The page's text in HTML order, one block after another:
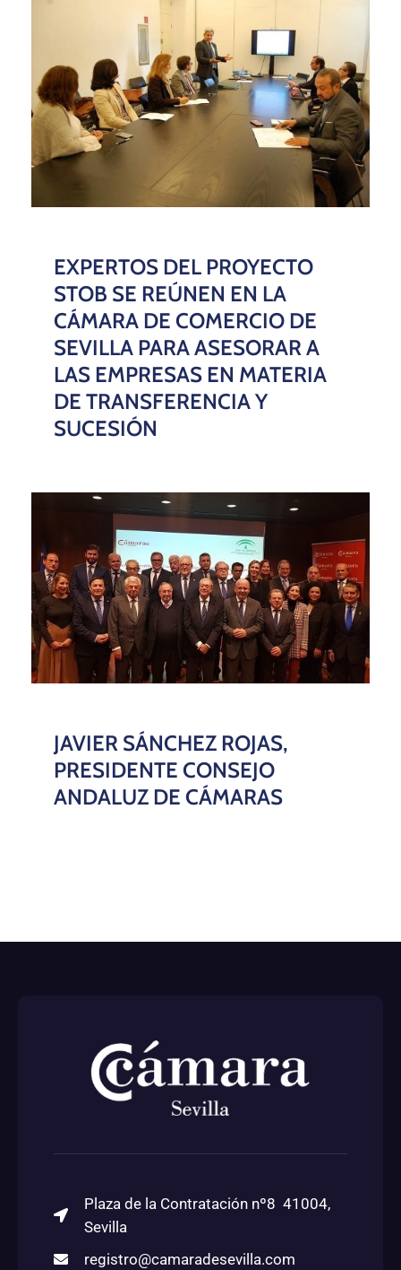
EXPERTOS DEL PROYECTO
STOB SE REÚNEN EN LA
CÁMARA DE COMERCIO DE
SEVILLA PARA ASESORAR A
LAS EMPRESAS EN MATERIA
DE TRANSFERENCIA Y
SUCESIÓN
JAVIER SÁNCHEZ ROJAS,
PRESIDENTE CONSEJO
ANDALUZ DE CÁMARAS
Plaza de la Contratación nº8 41004,
Sevilla
registro@camaradesevilla.com